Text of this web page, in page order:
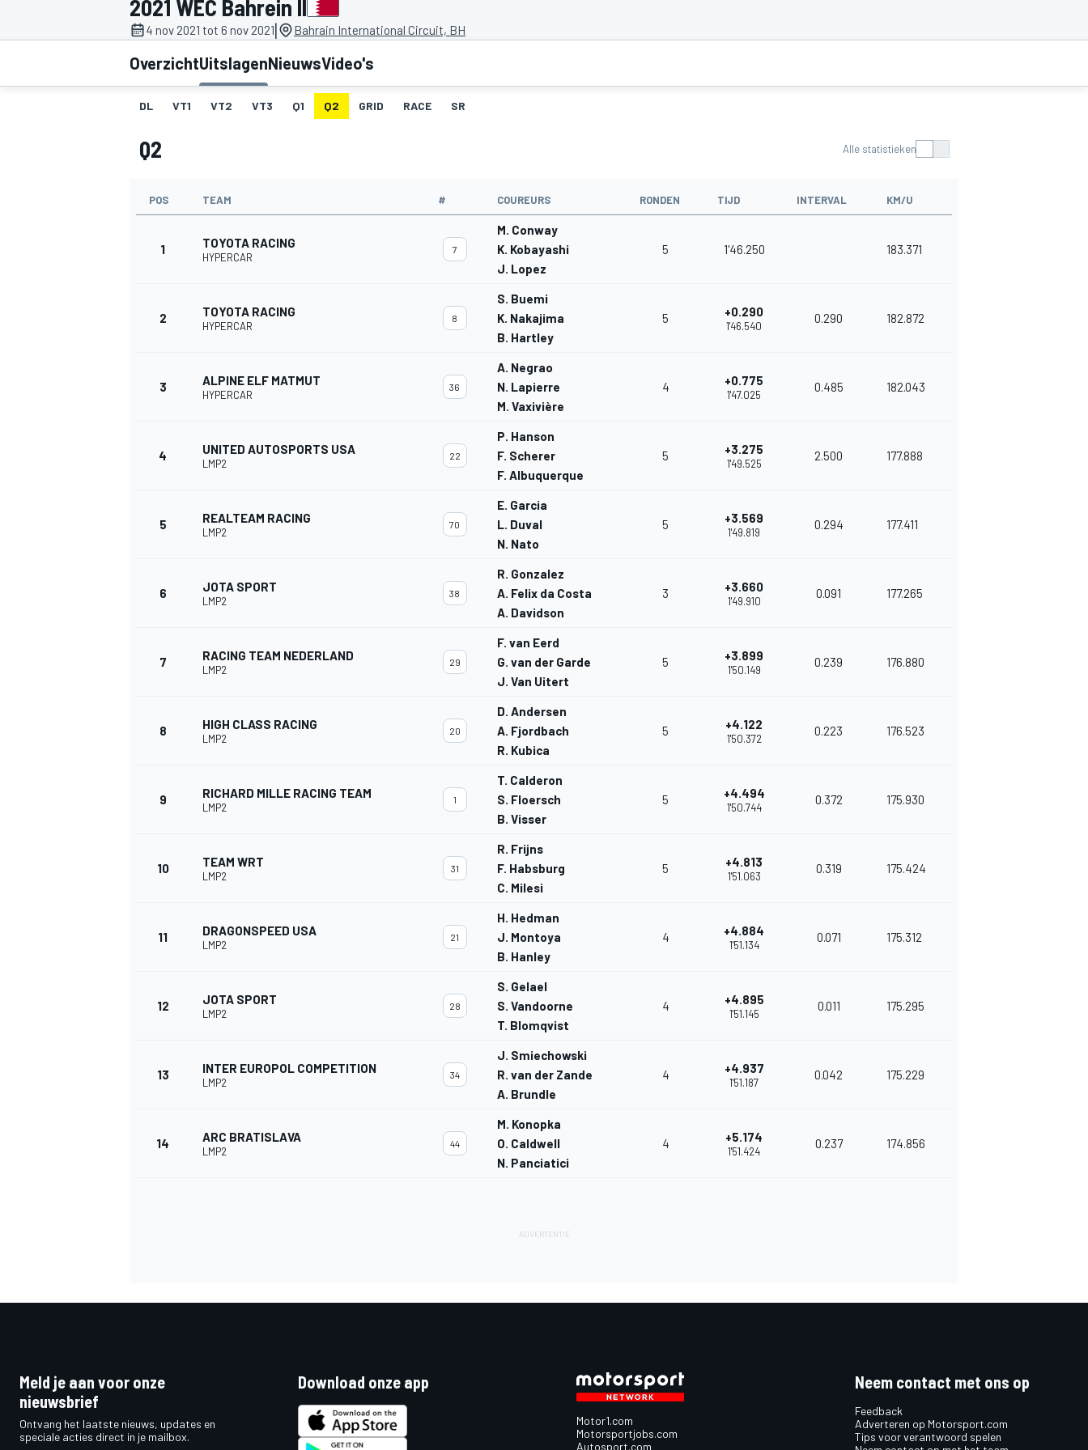
2021 WEC Bahrein II
4 nov 2021 tot 6 nov 2021| Bahrain International Circuit, BH
OverzichtUitslagenNieuwsVideo's
DL VT1 VT2 VT3 Q1 Q2 GRID RACE SR
Q2 Alle statistieken
POS TEAM # COUREURS RONDEN TIJD INTERVAL KM/U
1 TOYOTA RACING
HYPERCAR
7
M. Conway
K. Kobayashi
J. Lopez
5 1'46.250 183.371
2 TOYOTA RACING
HYPERCAR
8
S. Buemi
K. Nakajima
B. Hartley
5 +0.290
1'46.540
0.290 182.872
3 ALPINE ELF MATMUT
HYPERCAR
36
A. Negrao
N. Lapierre
M. Vaxivière
4 +0.775
1'47.025
0.485 182.043
4 UNITED AUTOSPORTS USA
LMP2
22
P. Hanson
F. Scherer
F. Albuquerque
5 +3.275
1'49.525
2.500 177.888
5 REALTEAM RACING
LMP2
70
E. Garcia
L. Duval
N. Nato
5 +3.569
1'49.819
0.294 177.411
6 JOTA SPORT
LMP2
38
R. Gonzalez
A. Felix da Costa
A. Davidson
3 +3.660
1'49.910
0.091 177.265
7 RACING TEAM NEDERLAND
LMP2
29
F. van Eerd
G. van der Garde
J. Van Uitert
5 +3.899
1'50.149
0.239 176.880
8 HIGH CLASS RACING
LMP2
20
D. Andersen
A. Fjordbach
R. Kubica
5 +4.122
1'50.372
0.223 176.523
9 RICHARD MILLE RACING TEAM
LMP2
1
T. Calderon
S. Floersch
B. Visser
5 +4.494
1'50.744
0.372 175.930
10 TEAM WRT
LMP2
31
R. Frijns
F. Habsburg
C. Milesi
5 +4.813
1'51.063
0.319 175.424
11 DRAGONSPEED USA
LMP2
21
H. Hedman
J. Montoya
B. Hanley
4 +4.884
1'51.134
0.071 175.312
12 JOTA SPORT
LMP2
28
S. Gelael
S. Vandoorne
T. Blomqvist
4 +4.895
1'51.145
0.011 175.295
13 INTER EUROPOL COMPETITION
LMP2
34
J. Smiechowski
R. van der Zande
A. Brundle
4 +4.937
1'51.187
0.042 175.229
14 ARC BRATISLAVA
LMP2
44
M. Konopka
O. Caldwell
N. Panciatici
4 +5.174
1'51.424
0.237 174.856
Meld je aan voor onze
nieuwsbrief
Ontvang het laatste nieuws, updates en
speciale acties direct in je mailbox.
Download onze app
Motor1.com
Motorsportjobs.com
Autosport.com
Neem contact met ons op
Feedback
Adverteren op Motorsport.com
Tips voor verantwoord spelen